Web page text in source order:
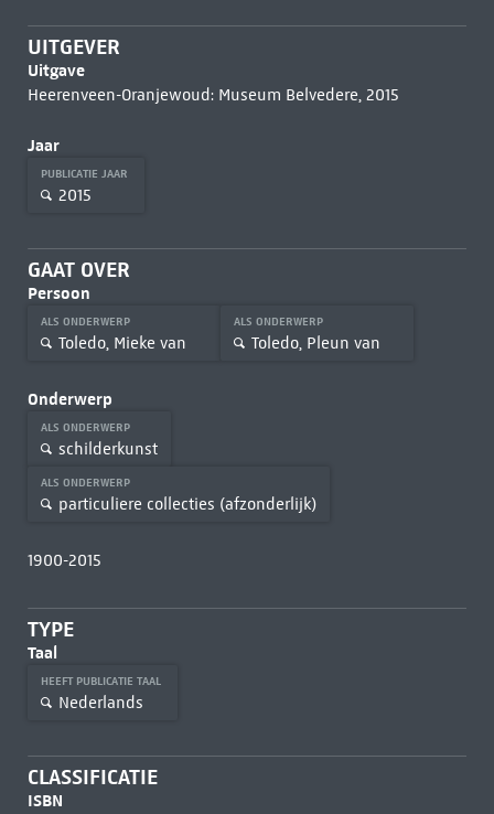
UITGEVER
Uitgave
Heerenveen-Oranjewoud: Museum Belvedere, 2015
Jaar
PUBLICATIE JAAR
2015
GAAT OVER
Persoon
ALS ONDERWERP
Toledo, Mieke van
ALS ONDERWERP
Toledo, Pleun van
Onderwerp
ALS ONDERWERP
schilderkunst
ALS ONDERWERP
particuliere collecties (afzonderlijk)
1900-2015
TYPE
Taal
HEEFT PUBLICATIE TAAL
Nederlands
CLASSIFICATIE
ISBN